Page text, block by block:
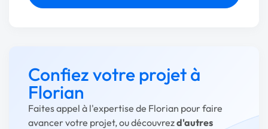
Confiez votre projet à
Florian
Faites appel à l'expertise de Florian pour faire
avancer votre projet, ou découvrezd'autres